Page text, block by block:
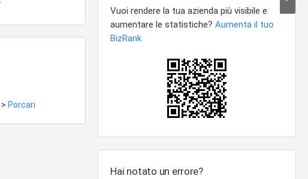
> Porcari
Hai notato un errore?